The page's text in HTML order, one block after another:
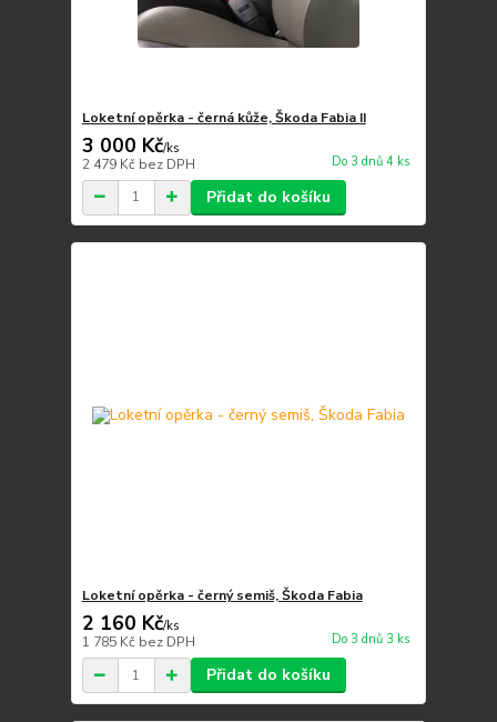
Loketní opěrka - černá kůže, Škoda Fabia II
3 000 Kč/ks
2 479 Kč bez DPH Do 3 dnů 4 ks
Přidat do košíku
Loketní opěrka - černý semiš, Škoda Fabia
2 160 Kč/ks
1 785 Kč bez DPH Do 3 dnů 3 ks
Přidat do košíku